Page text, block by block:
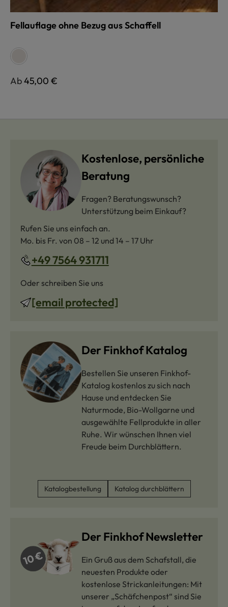
Fellauflage ohne Bezug aus Schaffell
Farbepflanzlich gegerbt, weiß
Regulärer Preis:
Ab45,00 €
Kostenlose, persönliche
Beratung
Fragen? Beratungswunsch?
Unterstützung beim Einkauf?
Rufen Sie uns einfach an.
Mo. bis Fr. von 08 – 12 und 14 – 17 Uhr
+49 7564 931711
Oder schreiben Sie uns
[email protected]
Der Finkhof Katalog
Bestellen Sie unseren Finkhof-
Katalog kostenlos zu sich nach
Hause und entdecken Sie
Naturmode, Bio-Wollgarne und
ausgewählte Fellprodukte in aller
Ruhe. Wir wünschen Ihnen viel
Freude beim Durchblättern.
Katalogbestellung Katalog durchblättern
Der Finkhof Newsletter
Ein Gruß aus dem Schafstall, die
neuesten Produkte oder
kostenlose Strickanleitungen: Mit
unserer „Schäfchenpost“ sind Sie